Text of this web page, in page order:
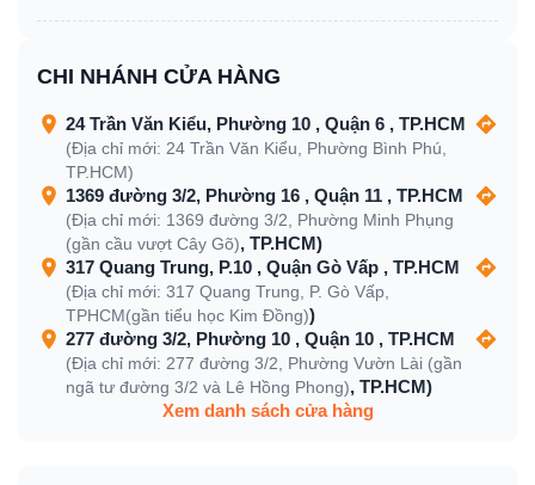
CHI NHÁNH CỬA HÀNG
24 Trần Văn Kiểu, Phường 10 , Quận 6 , TP.HCM
(Địa chỉ mới: 24 Trần Văn Kiểu, Phường Bình Phú,
TP.HCM)
1369 đường 3/2, Phường 16 , Quận 11 , TP.HCM
(Địa chỉ mới: 1369 đường 3/2, Phường Minh Phụng
(gần cầu vượt Cây Gõ), TP.HCM)
317 Quang Trung, P.10 , Quận Gò Vấp , TP.HCM
(Địa chỉ mới: 317 Quang Trung, P. Gò Vấp,
TPHCM(gần tiểu học Kim Đồng))
277 đường 3/2, Phường 10 , Quận 10 , TP.HCM
(Địa chỉ mới: 277 đường 3/2, Phường Vườn Lài (gần
ngã tư đường 3/2 và Lê Hồng Phong), TP.HCM)
Xem danh sách cửa hàng